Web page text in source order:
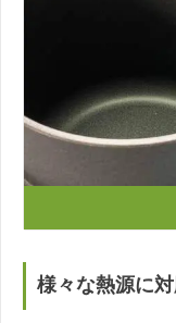
様々な熱源に